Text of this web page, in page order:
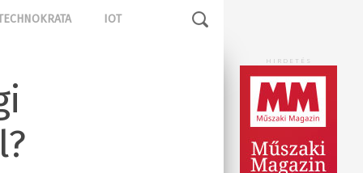
IOT
HIRDETÉS